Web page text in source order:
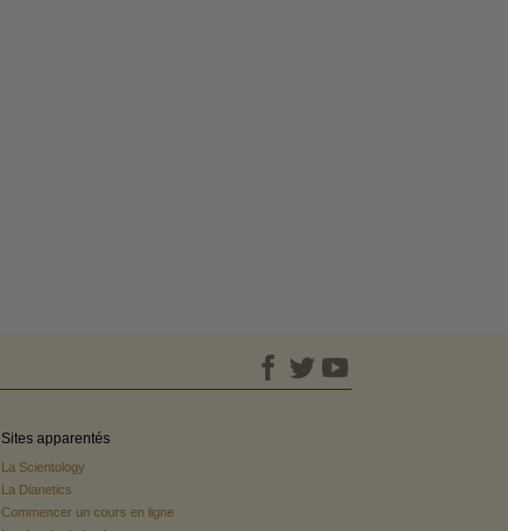
Sites apparentés
La Scientology
La Dianetics
Commencer un cours en ligne